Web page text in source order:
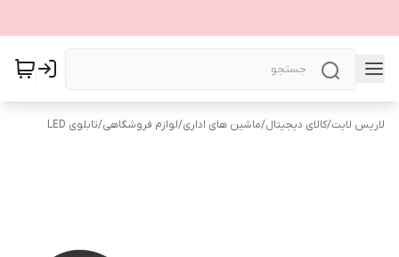
لاریس لایت/کالای دیجیتال/ماشین های اداری/لوازم فروشگاهی/تابلوی LED